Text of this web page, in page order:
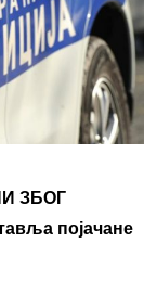
ЗБОГ
појачане